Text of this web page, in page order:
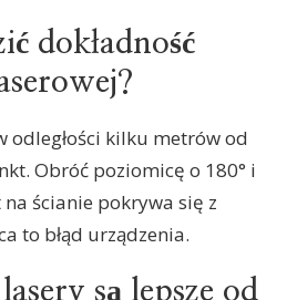
dokładność
odległości kilku metrów od
Obróć poziomicę o 180° i
ścianie pokrywa się z
to błąd urządzenia.
są lepsze od